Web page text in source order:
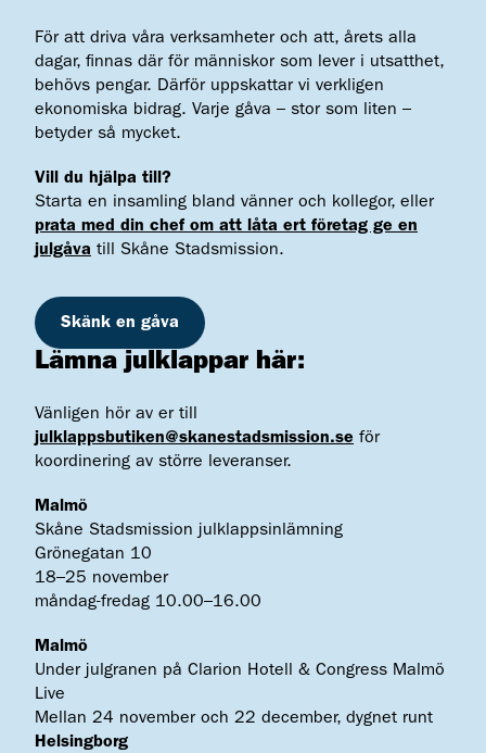
För att driva våra verksamheter och att, årets alla
dagar, finnas där för människor som lever i utsatthet,
behövs pengar. Därför uppskattar vi verkligen
ekonomiska bidrag. Varje gåva – stor som liten –
betyder så mycket.
Vill du hjälpa till?
Starta en insamling bland vänner och kollegor, eller
prata med din chef om att låta ert företag ge en
julgåva till Skåne Stadsmission.
Skänk en gåva
Lämna julklappar här:
Vänligen hör av er till
julklappsbutiken@skanestadsmission.se för
koordinering av större leveranser.
Malmö
Skåne Stadsmission julklappsinlämning
Grönegatan 10
18–25 november
måndag-fredag 10.00–16.00
Malmö
Under julgranen på Clarion Hotell & Congress Malmö
Live
Mellan 24 november och 22 december, dygnet runt
Helsingborg